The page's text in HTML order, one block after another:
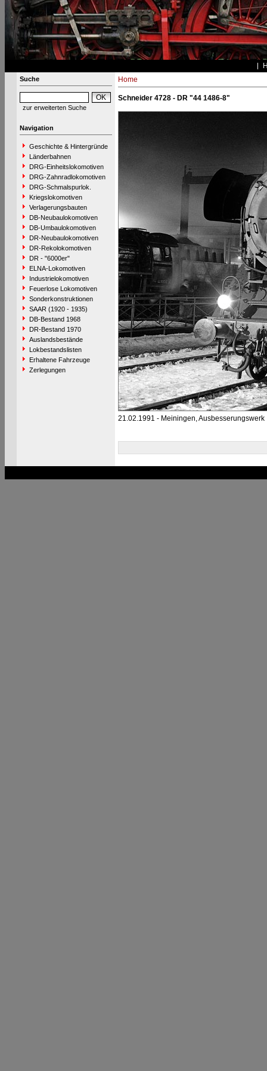
Suche
zur erweiterten Suche
Navigation
Geschichte & Hintergründe
Länderbahnen
DRG-Einheitslokomotiven
DRG-Zahnradlokomotiven
DRG-Schmalspurlok.
Kriegslokomotiven
Verlagerungsbauten
DB-Neubaulokomotiven
DB-Umbaulokomotiven
DR-Neubaulokomotiven
DR-Rekolokomotiven
DR - "6000er"
ELNA-Lokomotiven
Industrielokomotiven
Feuerlose Lokomotiven
Sonderkonstruktionen
SAAR (1920 - 1935)
DB-Bestand 1968
DR-Bestand 1970
Auslandsbestände
Lokbestandslisten
Erhaltene Fahrzeuge
Zerlegungen
Home
Schneider 4728 - DR "44 1486-8"
21.02.1991 - Meiningen, Ausbesserungswerk